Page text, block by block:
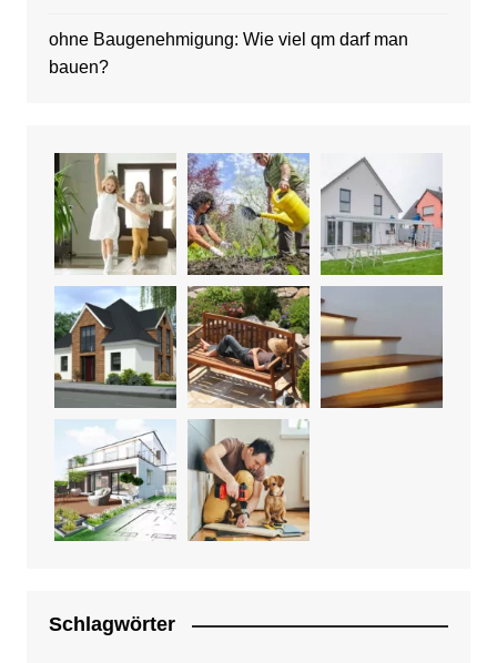
ohne Baugenehmigung: Wie viel qm darf man
bauen?
Schlagwörter